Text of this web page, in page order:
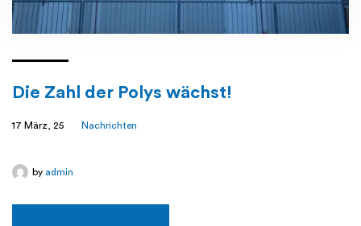
Die Zahl der Polys wächst!
17 März, 25 Nachrichten
by admin